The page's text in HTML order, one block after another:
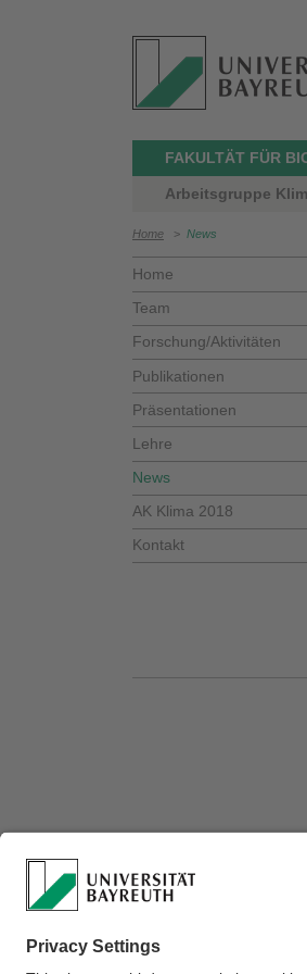
FAKULTÄT FÜR
Arbeitsgruppe
Home > News
Home
Team
Forschung/Aktivitäten
Publikationen
Präsentationen
Lehre
News
AK Klima 2018
Kontakt